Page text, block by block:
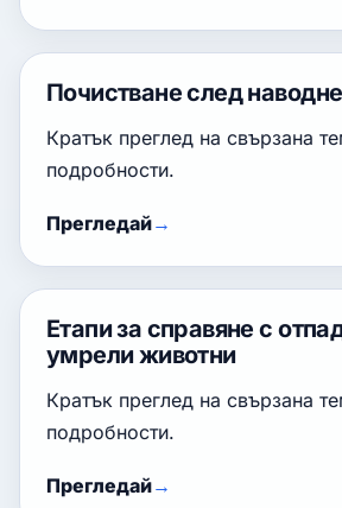
Почистване след
Кратък преглед на свързана
подробности.
Прегледай
Етапи за справяне с
умрели животни
Кратък преглед на свързана
подробности.
Прегледай